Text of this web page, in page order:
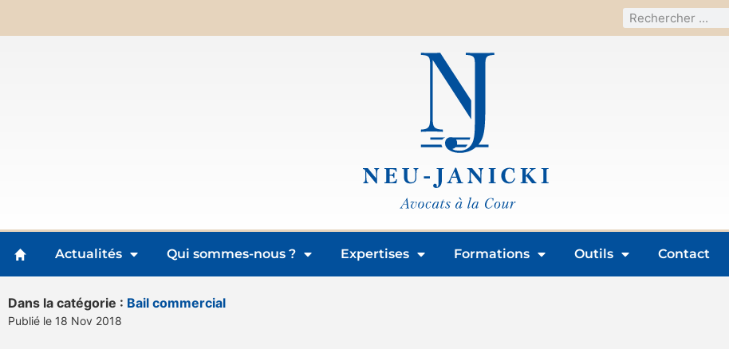
Actualités Qui sommes-nous ? Expertises Formations Outils Contact
Dans la catégorie : Bail commercial
Publié le 18 Nov 2018